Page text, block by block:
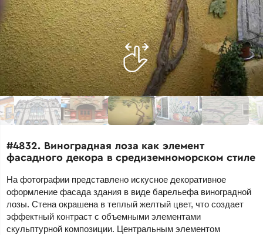
#4832. Виноградная лоза как элемент
фасадного декора в средиземноморском стиле
На фотографии представлено искусное декоративное
оформление фасада здания в виде барельефа виноградной
лозы. Стена окрашена в теплый желтый цвет, что создает
эффектный контраст с объемными элементами
скульптурной композиции. Центральным элементом